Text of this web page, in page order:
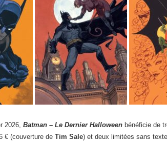
2026, Batman – Le Dernier Halloween bénéficie de
€ (couverture de Tim Sale) et deux limitées sans